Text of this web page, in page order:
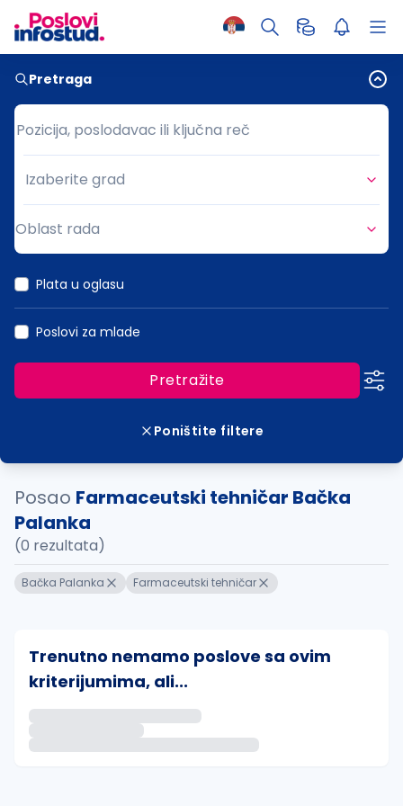
Pretraga
Pozicija, poslodavac ili ključna reč
Pozicija, poslodavac ili ključna reč
Grad
Izaberite grad
Oblast rada
Plata u oglasu
Poslovi za mlade
Pretražite
Poništite filtere
Posao Farmaceutski tehničar Bačka
Palanka
(0 rezultata)
Bačka Palanka Farmaceutski tehničar
Trenutno nemamo poslove sa ovim
kriterijumima, ali...